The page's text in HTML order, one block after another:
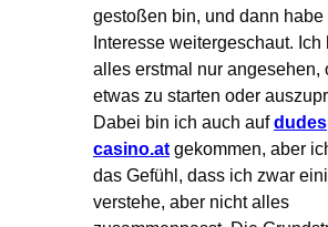
gestoßen bin, und dann habe
Interesse weitergeschaut. Ich
alles erstmal nur angesehen,
etwas zu starten oder
Dabei bin ich auch auf
casino.at gekommen, aber
das Gefühl, dass ich zwar
verstehe, aber nicht alles